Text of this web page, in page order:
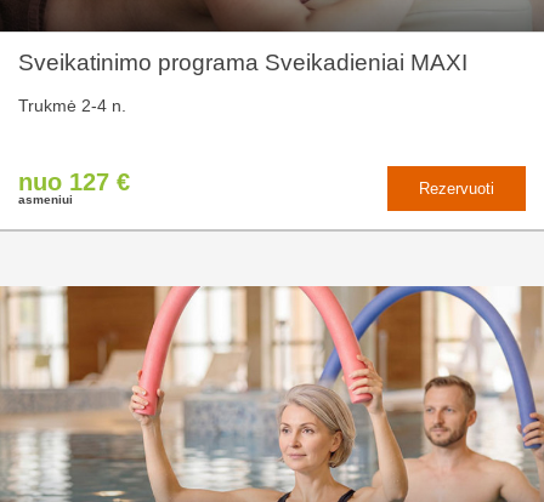
Sveikatinimo programa Sveikadieniai MAXI
Trukmė 2-4 n.
nuo 127 €
asmeniui
Rezervuoti